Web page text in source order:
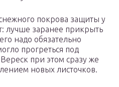
покрова защиты у
лучше заранее прикрыть
надо обязательно
прогреться под
при этом сразу же
новых листочков.